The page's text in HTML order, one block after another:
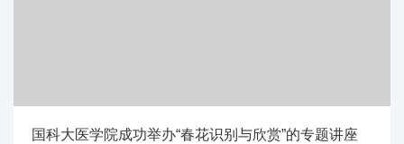
国科大医学院成功举办“春花识别与欣赏”的专题讲座